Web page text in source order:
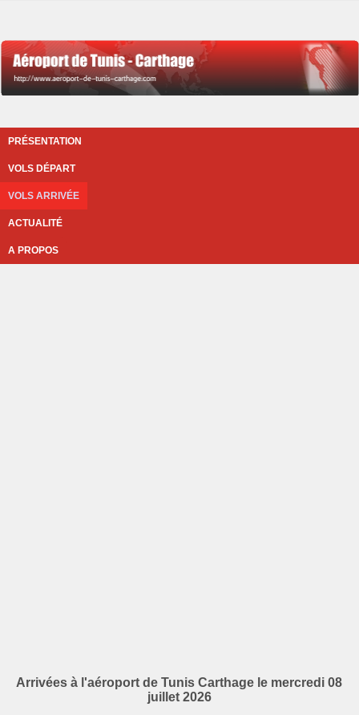
PRÉSENTATION
VOLS DÉPART
VOLS ARRIVÉE
ACTUALITÉ
A PROPOS
Arrivées à l'aéroport de Tunis Carthage le mercredi 08
juillet 2026